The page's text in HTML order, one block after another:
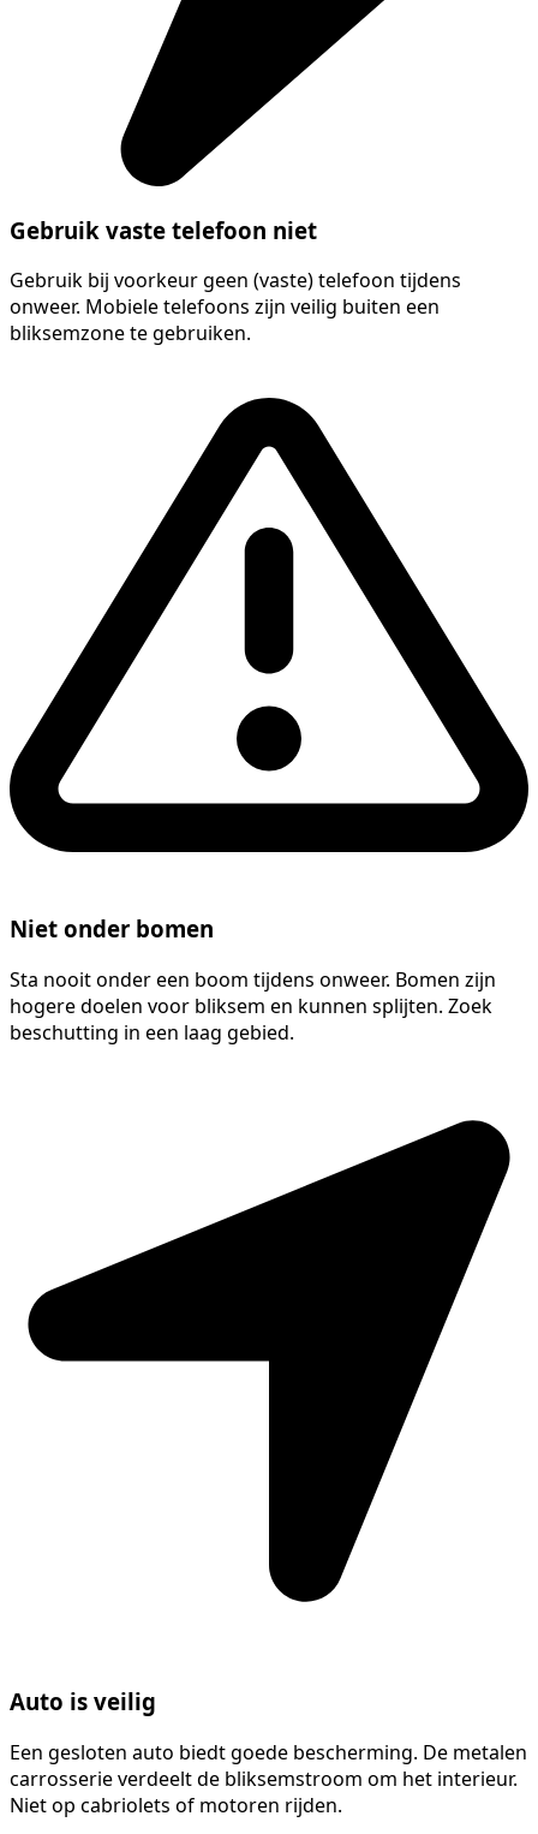
Gebruik vaste telefoon niet
Gebruik bij voorkeur geen (vaste) telefoon tijdens
onweer. Mobiele telefoons zijn veilig buiten een
bliksemzone te gebruiken.
Niet onder bomen
Sta nooit onder een boom tijdens onweer. Bomen zijn
hogere doelen voor bliksem en kunnen splijten. Zoek
beschutting in een laag gebied.
Auto is veilig
Een gesloten auto biedt goede bescherming. De metalen
carrosserie verdeelt de bliksemstroom om het interieur.
Niet op cabriolets of motoren rijden.